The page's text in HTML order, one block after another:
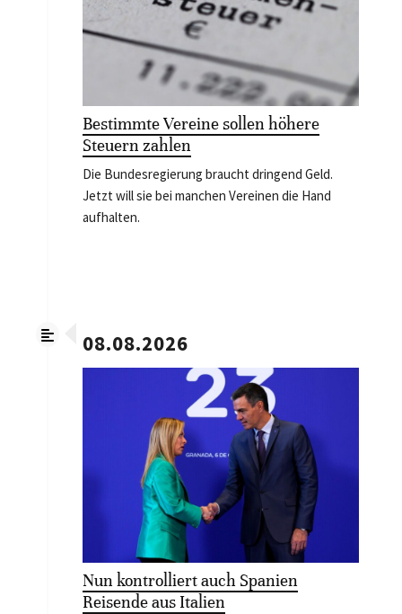
Bestimmte Vereine sollen höhere
Steuern zahlen
Die Bundesregierung braucht dringend Geld.
Jetzt will sie bei manchen Vereinen die Hand
aufhalten.
08.08.2026
Nun kontrolliert auch Spanien
Reisende aus Italien